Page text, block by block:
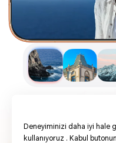
Deneyiminizi daha iyi hale
kullanıyoruz . Kabul